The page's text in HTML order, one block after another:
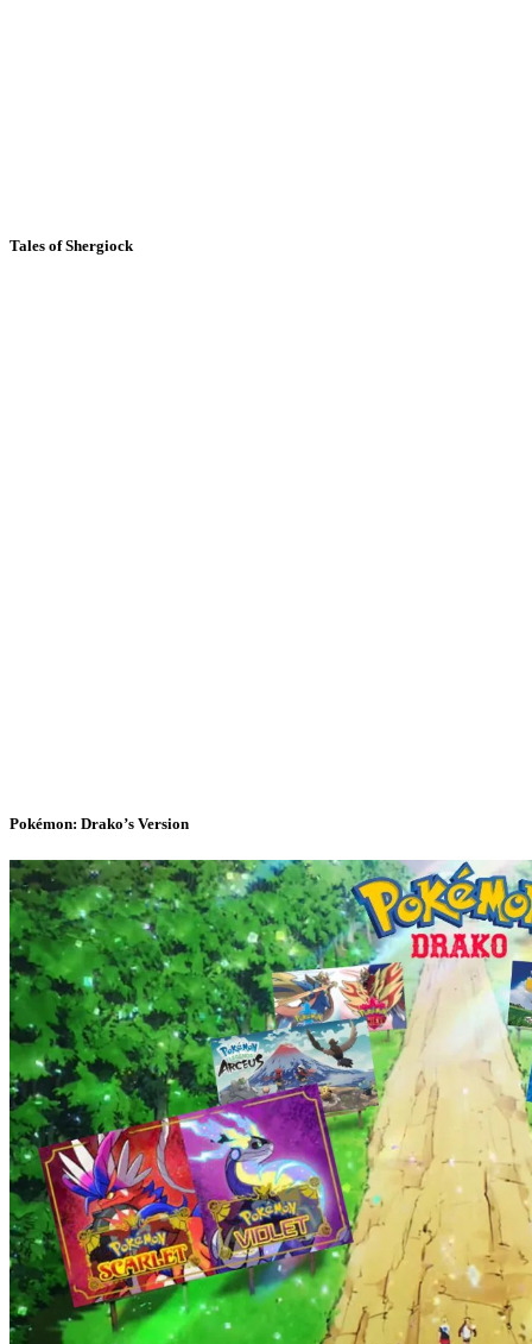
Tales of Shergiock
Pokémon: Drako’s Version